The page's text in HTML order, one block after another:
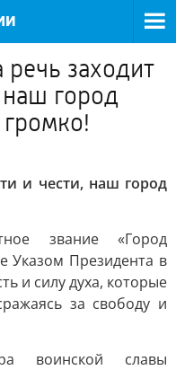
заходит
наш город
и чести, наш город
звание «Город
Указом Президента в
и силу духа, которые
за свободу и
воинской славы